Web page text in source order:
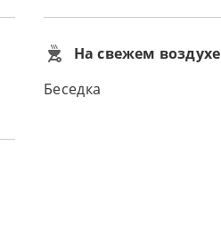
На свежем воздухе
Беседка